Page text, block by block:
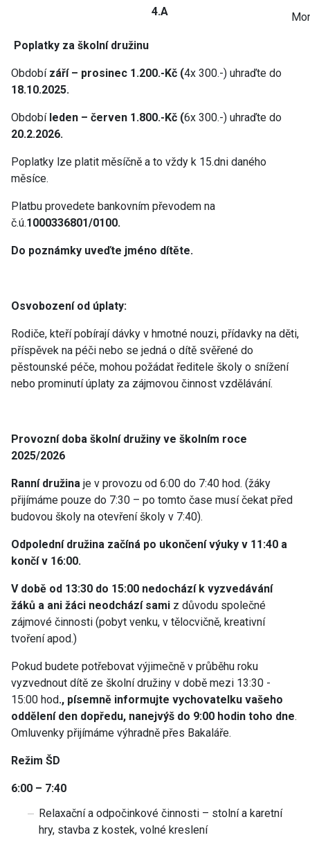
4.A
Poplatky za školní družinu
Obdobízáří – prosinec 1.200.-Kč (4x 300.-) uhraďte do
18.10.2025.
Obdobíleden – červen 1.800.-Kč (6x 300.-) uhraďte do
20.2.2026.
Poplatky lze platit měsíčně a to vždy k 15.dni daného
měsíce.
Platbu provedete bankovním převodem na
č.ú.1000336801/0100.
Do poznámky uveďte jméno dítěte.
Osvobození od úplaty:
Rodiče, kteří pobírají dávky v hmotné nouzi, přídavky na děti,
příspěvek na péči nebo se jedná o dítě svěřené do
pěstounské péče, mohou požádat ředitele školy o snížení
nebo prominutí úplaty za zájmovou činnost vzdělávání.
Provozní doba školní družiny ve školním roce
2025/2026
Ranní družina je v provozu od 6:00 do 7:40 hod. (žáky
přijímáme pouze do 7:30 – po tomto čase musí čekat před
budovou školy na otevření školy v 7:40).
Odpolední družina začíná po ukončení výuky v 11:40 a
končí v 16:00.
V době od 13:30 do 15:00 nedochází k vyzvedávání
žáků a ani žáci neodchází sami z důvodu společné
zájmové činnosti (pobyt venku, v tělocvičně, kreativní
tvoření apod.)
Pokud budete potřebovat výjimečně v průběhu roku
vyzvednout dítě ze školní družiny v době mezi 13:30 -
15:00 hod., písemně informujte vychovatelku vašeho
oddělení den dopředu, nanejvýš do 9:00 hodin toho dne.
Omluvenky přijímáme výhradně přes Bakaláře.
Režim ŠD
6:00 – 7:40
Relaxační a odpočinkové činnosti – stolní a karetní
hry, stavba z kostek, volné kreslení